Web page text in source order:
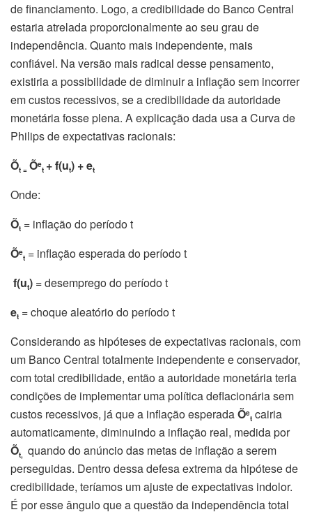
de financiamento. Logo, a credibilidade do Banco Central
estaria atrelada proporcionalmente ao seu grau de
independência. Quanto mais independente, mais
confiável. Na versão mais radical desse pensamento,
existiria a possibilidade de diminuir a inflação sem incorrer
em custos recessivos, se a credibilidade da autoridade
monetária fosse plena. A explicação dada usa a Curva de
Philips de expectativas racionais:
Õt = Õe
t + f(ut) +et
Onde:
Õt = inflação do período t
Õe
t = inflação esperada do período t
f(ut) = desemprego do período t
et = choque aleatório do período t
Considerando as hipóteses de expectativas racionais, com
um Banco Central totalmente independente e conservador,
com total credibilidade, então a autoridade monetária teria
condições de implementar uma política deflacionária sem
custos recessivos, já que a inflação esperadaÕe
t cairia
automaticamente, diminuindo a inflação real, medida por
Õt, quando do anúncio das metas de inflação a serem
perseguidas. Dentro dessa defesa extrema da hipótese de
credibilidade, teríamos um ajuste de expectativas indolor.
É por esse ângulo que a questão da independência total